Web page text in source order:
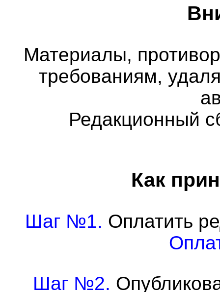
Материалы,
требованиям,
Редакционный
Как
Шаг №1. Оплатить
Шаг №2.